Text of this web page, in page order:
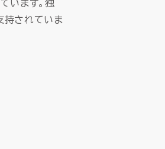
います。独
持されていま